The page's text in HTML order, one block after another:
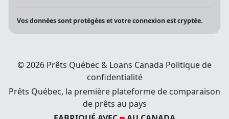
Vos données sont protégées et votre connexion est cryptée.
© 2026 Prêts Québec & Loans Canada Politique de
confidentialité
Prêts Québec, la première plateforme de comparaison
de prêts au pays